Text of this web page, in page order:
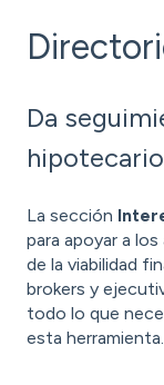
Da
La sección
para apoyar a
de la viabilidad
brokers y
todo lo que
esta herramienta.